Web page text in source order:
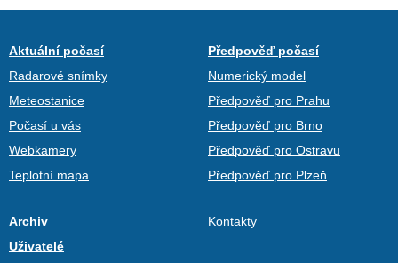
Aktuální počasí
Radarové snímky
Meteostanice
Počasí u vás
Webkamery
Teplotní mapa
Předpověď počasí
Numerický model
Předpověď pro Prahu
Předpověď pro Brno
Předpověď pro Ostravu
Předpověď pro Plzeň
Archiv
Uživatelé
Kontakty